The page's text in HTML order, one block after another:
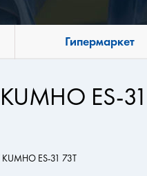
Гипермаркет
ES-31
ES-31 73T